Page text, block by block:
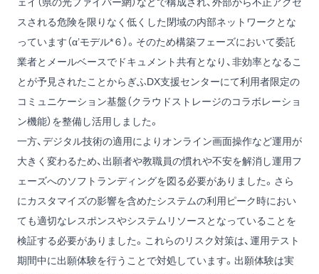
スされる危険を限りなく低くした閉域の内部ネットワークとな
っています（α’モデル*６）。そのため構築フェーズにおいて委託
業者とメールベースでドキュメント共有となり、非効率となるこ
とが予見されたことからぎふDX支援センターにて利用者限定の
コミュニケーション基盤（クラウドストレージのコラボレーショ
ン機能）を整備し活用しました。
一方、デジタル技術の適用によりオンライン画面操作など運用が
大きく変わるため、出願者や教職員の慣れや不安を解消し運用フ
ェーズへのソフトランディングを図る必要がありました。さら
にカスタマイズの影響を含めたシステムの利用ピーク時におい
ても適切なレスポンスやシステムリソースとなっていることを
検証する必要がありました。これらのリスク対策は、運用テスト
期間中に出願体験を行うことで対処しています。出願体験は実